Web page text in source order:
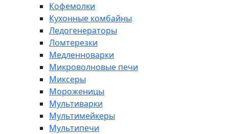
Кофемолки
Кухонные комбайны
Ледогенераторы
Ломтерезки
Медленноварки
Микроволновые печи
Миксеры
Мороженицы
Мультиварки
Мультимейкеры
Мультипечи